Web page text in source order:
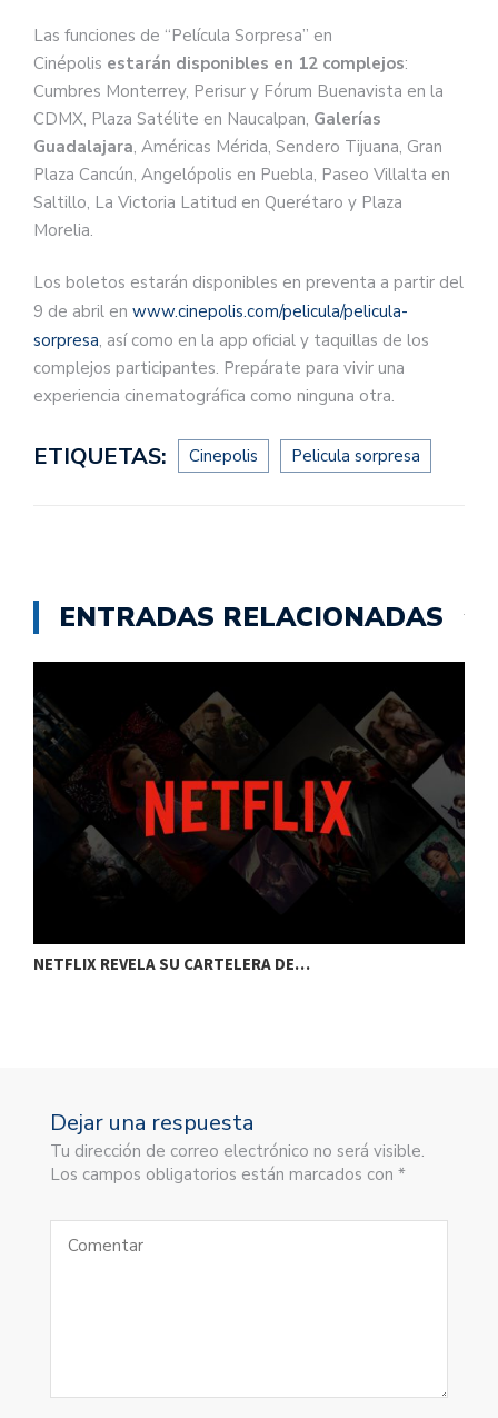
Las funciones de “Película Sorpresa” en
Cinépolis estarán disponibles en 12 complejos:
Cumbres Monterrey, Perisur y Fórum Buenavista en la
CDMX, Plaza Satélite en Naucalpan, Galerías
Guadalajara, Américas Mérida, Sendero Tijuana, Gran
Plaza Cancún, Angelópolis en Puebla, Paseo Villalta en
Saltillo, La Victoria Latitud en Querétaro y Plaza
Morelia.
Los boletos estarán disponibles en preventa a partir del
9 de abril en www.cinepolis.com/pelicula/pelicula-
sorpresa, así como en la app oficial y taquillas de los
complejos participantes. Prepárate para vivir una
experiencia cinematográfica como ninguna otra.
ETIQUETAS: Cinepolis Pelicula sorpresa
ENTRADAS RELACIONADAS
NETFLIX REVELA SU CARTELERA DE…
Dejar una respuesta
Tu dirección de correo electrónico no será visible.
Los campos obligatorios están marcados con *